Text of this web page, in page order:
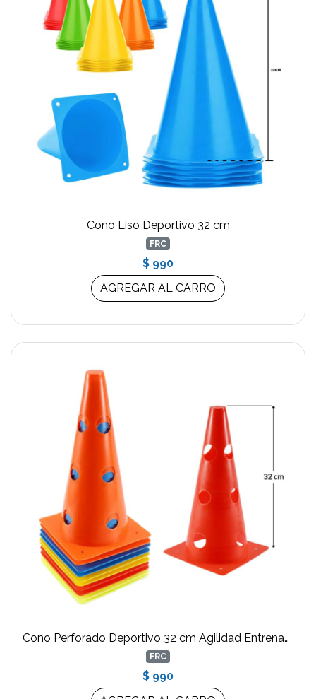
Cono Liso Deportivo 32 cm
FRC
$ 990
AGREGAR AL CARRO
Cono Perforado Deportivo 32 cm Agilidad Entrenamiento Crossfit
FRC
$ 990